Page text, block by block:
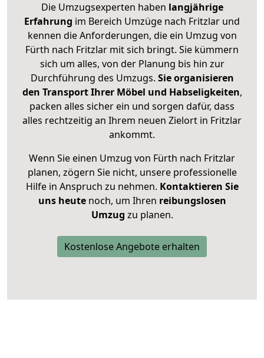
Die Umzugsexperten haben langjährige
Erfahrung im Bereich Umzüge nach Fritzlar und
kennen die Anforderungen, die ein Umzug von
Fürth nach Fritzlar mit sich bringt. Sie kümmern
sich um alles, von der Planung bis hin zur
Durchführung des Umzugs. Sie organisieren
den Transport Ihrer Möbel und Habseligkeiten,
packen alles sicher ein und sorgen dafür, dass
alles rechtzeitig an Ihrem neuen Zielort in Fritzlar
ankommt.
Wenn Sie einen Umzug von Fürth nach Fritzlar
planen, zögern Sie nicht, unsere professionelle
Hilfe in Anspruch zu nehmen. Kontaktieren Sie
uns heutenoch, um Ihren reibungslosen
Umzug zu planen.
Kostenlose Angebote erhalten